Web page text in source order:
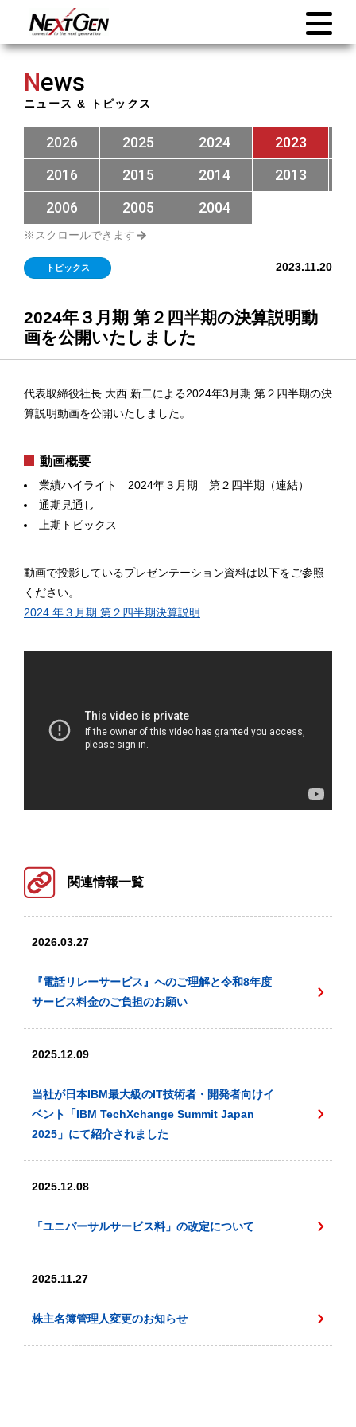
News
ニュース & トピックス
2026 2025 2024 2023
2016
2015 2014 2013
2006
2005 2004
トピックス 2023.11.20
2024年３月期 第２四半期の決算説明動
画を公開いたしました
代表取締役社長 大西 新二による2024年3月期 第２四半期の決
算説明動画を公開いたしました。
動画概要
業績ハイライト 2024年３月期 第２四半期（連結）
通期見通し
上期トピックス
動画で投影しているプレゼンテーション資料は以下をご参照
ください。
2024 年３月期 第２四半期決算説明
関連情報一覧
2026.03.27
『電話リレーサービス』へのご理解と令和8年度
サービス料金のご負担のお願い
2025.12.09
当社が日本IBM最大級のIT技術者・開発者向けイ
ベント「IBM TechXchange Summit Japan
2025」にて紹介されました
2025.12.08
「ユニバーサルサービス料」の改定について
2025.11.27
株主名簿管理人変更のお知らせ